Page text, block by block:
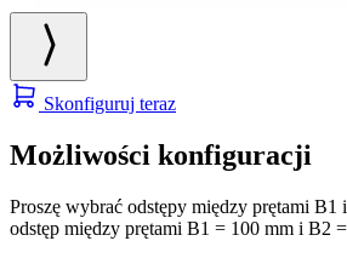
Skonfiguruj teraz
Możliwości konfiguracji
Proszę wybrać odstępy między prętami
odstęp między prętami B1 = 100 mm i B2